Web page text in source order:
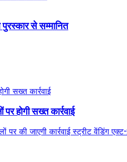
पुरस्कार से सम्मानित
होगी सख्त कार्रवाई
पर की जाएगी कार्रवाई स्ट्रीट